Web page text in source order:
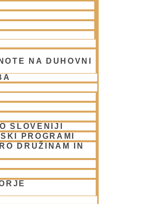
NA DUHOVNI
SLOVENIJI
PROGRAMI
DRUŽINAM IN
streams